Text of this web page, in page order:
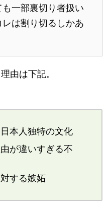
一部裏切り者扱い
は割り切るしかあ
由は下記。
本人独特の文化
が違いすぎる不
する嫉妬